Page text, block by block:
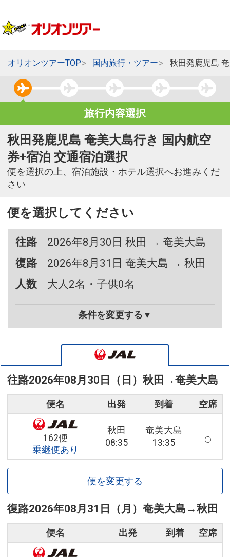
オリオンツアーTOP 国内旅行・ツアー 秋田発鹿児島
旅行内容選択
秋田発鹿児島 奄美大島行き 国内航空
券+宿泊 交通宿泊選択
便を選択の上、宿泊施設・ホテル選択へお進みくだ
さい
便を選択してください
往路
2026年8月30日 秋田 → 奄美大島
復路
2026年8月31日 奄美大島 → 秋田
人数
大人2名・子供0名
条件を変更する▼
往路2026年08月30日（日） 秋田 →奄美大島
便名 出発 到着 空席
162便
乗継便あり
秋田
08:35
奄美大島
13:35
便を変更する
復路2026年08月31日（月） 奄美大島 →秋田
便名 出発 到着 空席